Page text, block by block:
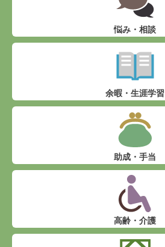
悩み・相談
余暇・生涯学習
助成・手当
高齢・介護